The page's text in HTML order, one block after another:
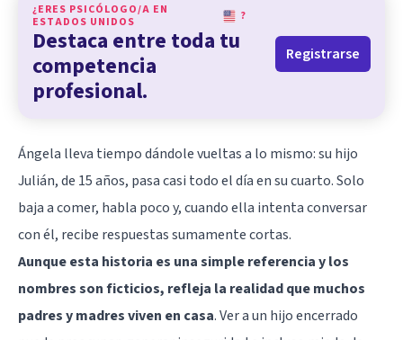
¿ERES PSICÓLOGO/A EN
ESTADOS UNIDOS
?
Destaca entre toda tu
competencia
profesional.
Registrarse
Ángela lleva tiempo dándole vueltas a lo mismo: su hijo
Julián, de 15 años, pasa casi todo el día en su cuarto. Solo
baja a comer, habla poco y, cuando ella intenta conversar
con él, recibe respuestas sumamente cortas.
Aunque esta historia es una simple referencia y los
nombres son ficticios, refleja la realidad que muchos
padres y madres viven en casa. Ver a un hijo encerrado